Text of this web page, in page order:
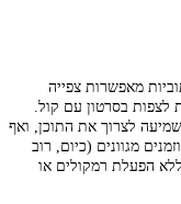
מאפשרות צפייה
לצפות בסרטון עם קול.
לצרוך את התוכן, ואף
מגוונים (כיום, רוב
הפעלת רמקולים או